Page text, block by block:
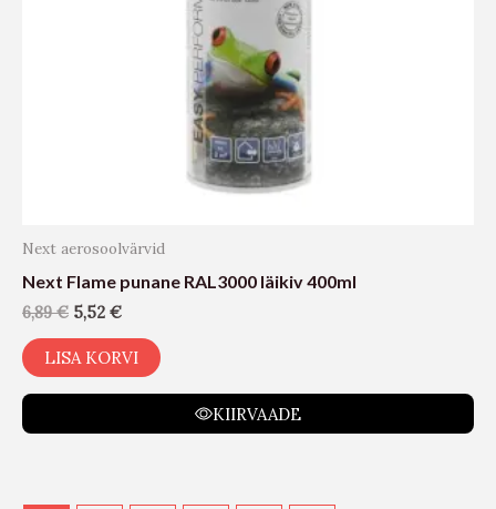
Next aerosoolvärvid
Next Flame punane RAL3000 läikiv 400ml
6,89€ 5,52 €
LISA KORVI
KIIRVAADE